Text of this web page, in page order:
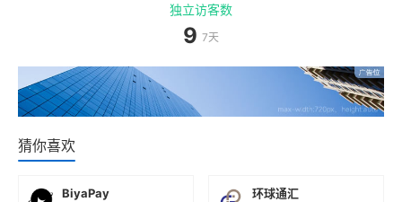
独立访客数
9 7天
猜你喜欢
BiyaPay 环球通汇